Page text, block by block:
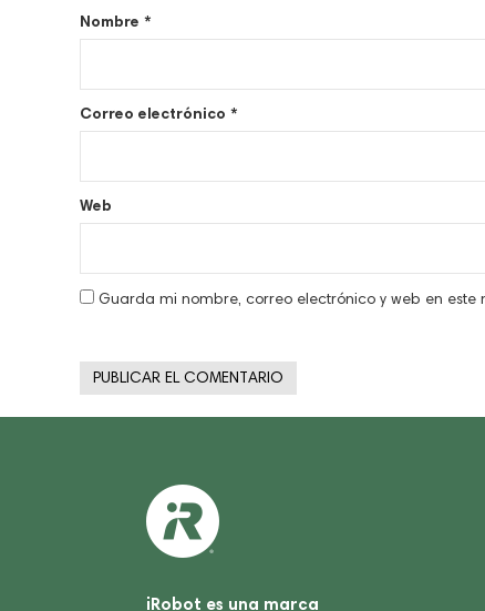
Nombre *
Correo electrónico *
Web
Guarda mi nombre, correo electrónico y web en
iRobot es una marca